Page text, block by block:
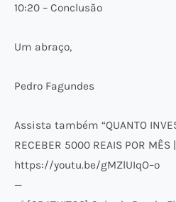
10:20 – Conclusão
Um abraço,
Pedro Fagundes
Assista também “QUANTO
RECEBER 5000 REAIS POR MÊS
https://youtu.be/gMZlUIqO–o
—